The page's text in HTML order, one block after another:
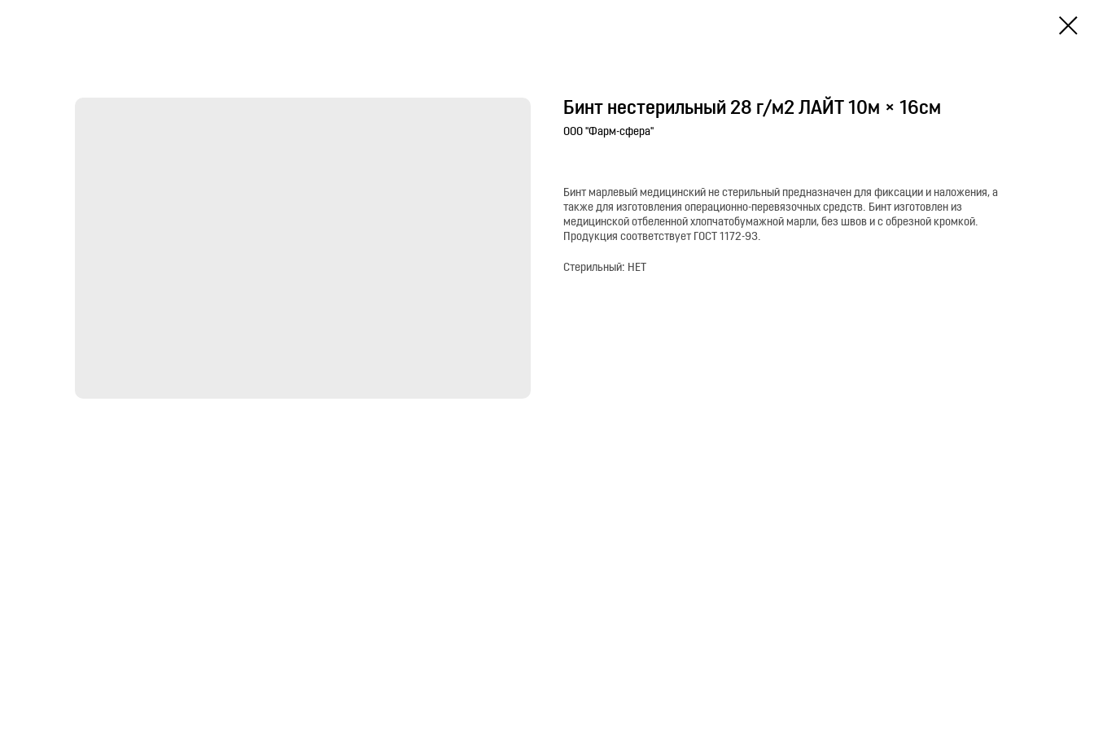
Бинт нестерильный 28 г/м2 ЛАЙТ 10м × 16см
ООО "Фарм-сфера"
Бинт марлевый медицинский не стерильный предназначен для фиксации и наложения, а
также для изготовления операционно-перевязочных средств. Бинт изготовлен из
медицинской отбеленной хлопчатобумажной марли, без швов и с обрезной кромкой.
Продукция соответствует ГОСТ 1172-93.
Стерильный: НЕТ